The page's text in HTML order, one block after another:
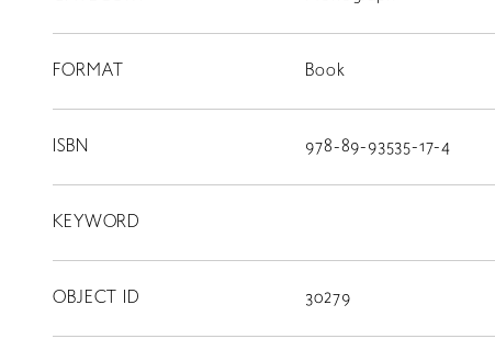
動画
FORMAT Book
ISBN 978-89-93535-17-4
KEYWORD
OBJECT ID 30279